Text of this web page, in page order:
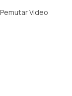
Pemutar Video